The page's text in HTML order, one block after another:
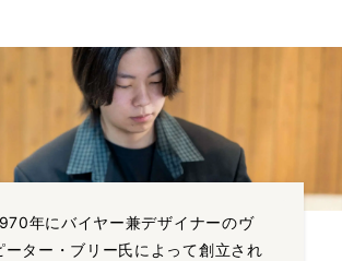
年にバイヤー兼デザイナーのヴ
ーター・ブリー氏によって創立され